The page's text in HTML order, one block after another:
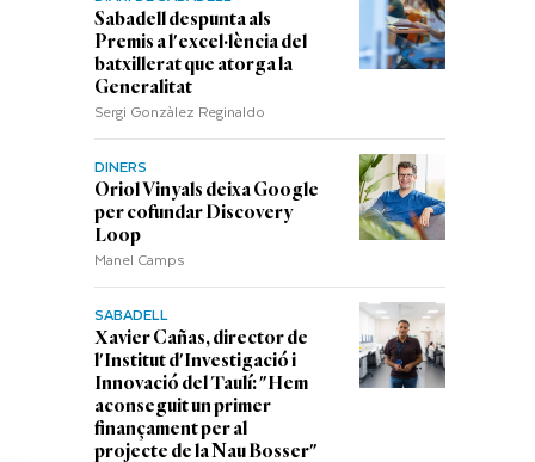
Sabadell despunta als
Premis a l'excel·lència del
batxillerat que atorga la
Generalitat
Sergi Gonzàlez Reginaldo
DINERS
Oriol Vinyals deixa Google
per cofundar Discovery
Loop
Manel Camps
SABADELL
Xavier Cañas, director de
l'Institut d'Investigació i
Innovació del Taulí: "Hem
aconseguit un primer
finançament per al
projecte de la Nau Bosser"